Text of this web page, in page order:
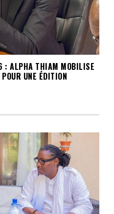
: ALPHA THIAM MOBILISE
UNE ÉDITION